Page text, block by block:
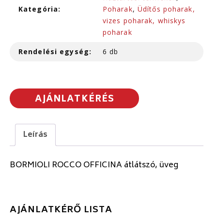
Kategória:
Poharak, Üdítős poharak,
vizes poharak, whiskys
poharak
Rendelési egység: 6 db
AJÁNLATKÉRÉS
Leírás
BORMIOLI ROCCO OFFICINA átlátszó, üveg
AJÁNLATKÉRŐ LISTA